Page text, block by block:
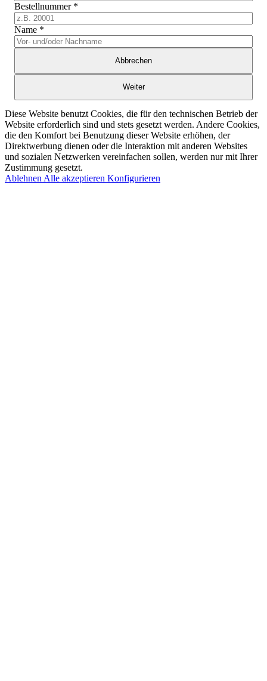
Bestellnummer *
Name *
Abbrechen
Weiter
Diese Website benutzt Cookies, die für den technischen Betrieb der
Website erforderlich sind und stets gesetzt werden. Andere Cookies,
die den Komfort bei Benutzung dieser Website erhöhen, der
Direktwerbung dienen oder die Interaktion mit anderen Websites
und sozialen Netzwerken vereinfachen sollen, werden nur mit Ihrer
Zustimmung gesetzt.
Ablehnen Alle akzeptieren Konfigurieren